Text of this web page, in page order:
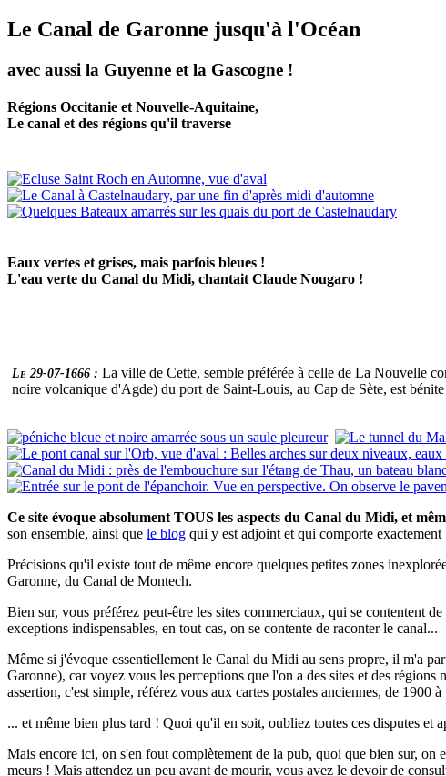
Le Canal de Garonne jusqu'à l'Océan
avec aussi la Guyenne et la Gascogne !
Régions Occitanie et Nouvelle-Aquitaine,
Le canal et des régions qu'il traverse
Eaux vertes et grises, mais parfois bleues !
L'eau verte du Canal du Midi, chantait Claude Nougaro !
Le 29-07-1666 : La ville de Cette, semble préférée à celle de La Nouvelle
noire volcanique d'Agde) du port de Saint-Louis, au Cap de Sète, est
Ce site évoque absolument TOUS les aspects du Canal du Midi, et
son ensemble, ainsi que le blog qui y est adjoint et qui comporte exactement
Précisions qu'il existe tout de même encore quelques petites zones
Garonne, du Canal de Montech.
Bien sur, vous préférez peut-être les sites commerciaux, qui se contentent
exceptions indispensables, en tout cas, on se contente de raconter le canal...
Même si j'évoque essentiellement le Canal du Midi au sens propre, il m'a
Garonne), car voyez vous les perceptions que l'on a des sites et des
assertion, c'est simple, référez vous aux cartes postales anciennes, de 1900 à
... et même bien plus tard ! Quoi qu'il en soit, oubliez toutes ces disputes et
Mais encore ici, on s'en fout complètement de la pub, quoi que bien sur, on
meurs ! Mais attendez un peu avant de mourir, vous avez le devoir de